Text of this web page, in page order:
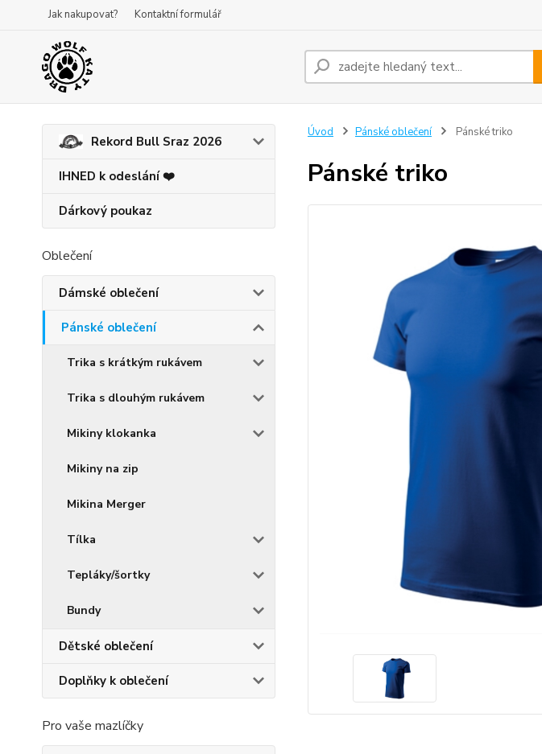
Jak nakupovat? Kontaktní formulář
Rekord Bull Sraz 2026
IHNED k odeslání ❤️
Dárkový poukaz
Oblečení
Dámské oblečení
Pánské oblečení
Trika s krátkým rukávem
Trika s dlouhým rukávem
Mikiny klokanka
Mikiny na zip
Mikina Merger
Tílka
Tepláky/šortky
Bundy
Dětské oblečení
Doplňky k oblečení
Pro vaše mazlíčky
Úvod Pánské oblečení Pánské triko
Pánské triko